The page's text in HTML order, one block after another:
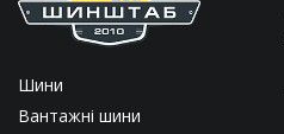
Шини
Вантажні шини